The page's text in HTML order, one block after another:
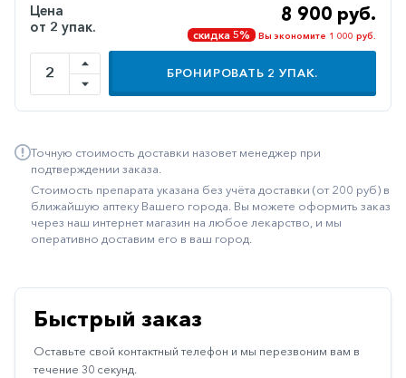
Метаболизм
Минеральный
обмен
Наружные
Неврологические
Остеопороз
Офтальмология
Противовирусные
Противовоспалительные
Цена
от 2 упак.
8 900 руб.
скидка 5% Вы экономите 1 000 руб.
БРОНИРОВАТЬ 2 УПАК.
Точную стоимость доставки назовет менеджер при
подтверждении заказа.
Стоимость препарата указана без учёта доставки (от 200 руб) в
ближайшую аптеку Вашего города. Вы можете оформить заказ
через наш интернет магазин на любое лекарство, и мы
оперативно доставим его в ваш город.
Быстрый заказ
Оставьте свой контактный телефон и мы перезвоним вам в
течение 30 секунд.